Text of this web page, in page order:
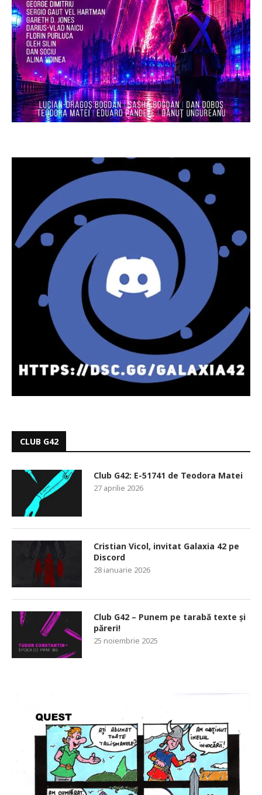
CLUB G42
Club G42: E-51741 de Teodora Matei
27 aprilie 2026
Cristian Vicol, invitat Galaxia 42 pe
Discord
28 ianuarie 2026
Club G42 – Punem pe tarabă texte și
păreri!
25 noiembrie 2025